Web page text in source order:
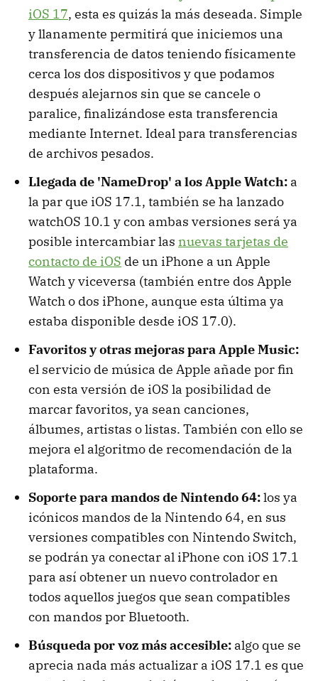
iOS 17, esta es quizás la más deseada. Simple
y llanamente permitirá que iniciemos una
transferencia de datos teniendo físicamente
cerca los dos dispositivos y que podamos
después alejarnos sin que se cancele o
paralice, finalizándose esta transferencia
mediante Internet. Ideal para transferencias
de archivos pesados.
Llegada de 'NameDrop' a los Apple Watch: a
la par que iOS 17.1, también se ha lanzado
watchOS 10.1 y con ambas versiones será ya
posible intercambiar las nuevas tarjetas de
contacto de iOS de un iPhone a un Apple
Watch y viceversa (también entre dos Apple
Watch o dos iPhone, aunque esta última ya
estaba disponible desde iOS 17.0).
Favoritos y otras mejoras para Apple Music:
el servicio de música de Apple añade por fin
con esta versión de iOS la posibilidad de
marcar favoritos, ya sean canciones,
álbumes, artistas o listas. También con ello se
mejora el algoritmo de recomendación de la
plataforma.
Soporte para mandos de Nintendo 64:los ya
icónicos mandos de la Nintendo 64, en sus
versiones compatibles con Nintendo Switch,
se podrán ya conectar al iPhone con iOS 17.1
para así obtener un nuevo controlador en
todos aquellos juegos que sean compatibles
con mandos por Bluetooth.
Búsqueda por voz más accesible: algo que se
aprecia nada más actualizar a iOS 17.1 es que